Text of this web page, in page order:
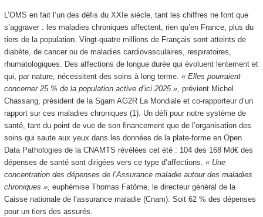
L’OMS en fait l’un des défis du XXI esiècle, tant les chiffres ne font que
s’aggraver : les maladies chroniques affectent, rien qu’en France, plus du
tiers de la population. Vingt-quatre millions de Français sont atteints de
diabète, de cancer ou de maladies cardiovasculaires, respiratoires,
rhumatologiques. Des affections de longue durée qui évoluent lentement et
qui, par nature, nécessitent des soins à long terme. « Elles pourraient
concerner 25 % de la population active d’ici 2025 », prévient Michel
Chassang, président de la Sgam AG2R La Mondiale et co-rapporteur d’un
rapport sur ces maladies chroniques (1). Un défi pour notre système de
santé, tant du point de vue de son financement que de l’organisation des
soins qui saute aux yeux dans les données de la plate-forme en Open
Data Pathologies de la CNAMTS révélées cet été : 104 des 168 Md€ des
dépenses de santé sont dirigées vers ce type d’affections. « Une
concentration des dépenses de l’Assurance maladie autour des maladies
chroniques », euphémise Thomas Fatôme, le directeur général de la
Caisse nationale de l’assurance maladie (Cnam). Soit 62 % des dépenses
pour un tiers des assurés.